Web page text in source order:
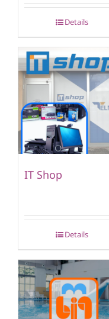
Details
IT Shop
Details